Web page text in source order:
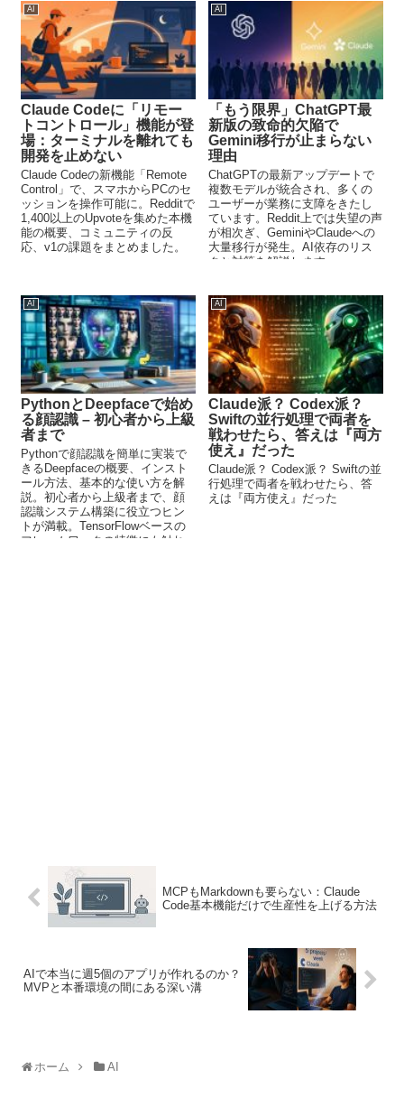
AI
Claude Codeに「リモー
トコントロール」機能が登
場：ターミナルを離れても
開発を止めない
Claude Codeの新機能「Remote
Control」で、スマホからPCのセ
ッションを操作可能に。Redditで
1,400以上のUpvoteを集めた本機
能の概要、コミュニティの反
応、v1の課題をまとめました。
AI
「もう限界」ChatGPT最
新版の致命的欠陥で
Gemini移行が止まらない
理由
ChatGPTの最新アップデートで
複数モデルが統合され、多くの
ユーザーが業務に支障をきたし
ています。Reddit上では失望の声
が相次ぎ、GeminiやClaudeへの
大量移行が発生。AI依存のリス
クと対策を解説します。
AI
PythonとDeepfaceで始め
る顔認識 – 初心者から上級
者まで
Pythonで顔認識を簡単に実装で
きるDeepfaceの概要、インスト
ール方法、基本的な使い方を解
説。初心者から上級者まで、顔
認識システム構築に役立つヒン
トが満載。TensorFlowベースの
フレームワークの特徴にも触れ
AI
Claude派？ Codex派？
Swiftの並行処理で両者を
戦わせたら、答えは『両方
使え』だった
Claude派？ Codex派？ Swiftの並
行処理で両者を戦わせたら、答
えは『両方使え』だった
MCPもMarkdownも要らない：Claude
Code基本機能だけで生産性を上げる方法
AIで本当に週5個のアプリが作れるのか？
MVPと本番環境の間にある深い溝
ホーム AI